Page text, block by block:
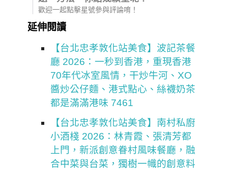
歡迎一起點擊星號參與評論唷！
延伸閱讀
【台北忠孝敦化站美食】波記茶餐
廳 2026：一秒到香港，重現香港
70年代冰室風情，干炒牛河、XO
醬炒公仔麵、港式點心、絲襪奶茶
都是滿滿港味 7461
【台北忠孝敦化站美食】南村私廚
小酒棧 2026：林青霞、張清芳都
上門，新派創意眷村風味餐廳，融
合中菜與台菜，獨樹一幟的創意料